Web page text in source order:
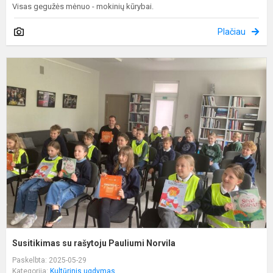
Visas gegužės mėnuo - mokinių kūrybai.
Plačiau
Susitikimas su rašytoju Pauliumi Norvila
Paskelbta: 2025-05-29
Kategorija: Kultūrinis ugdymas